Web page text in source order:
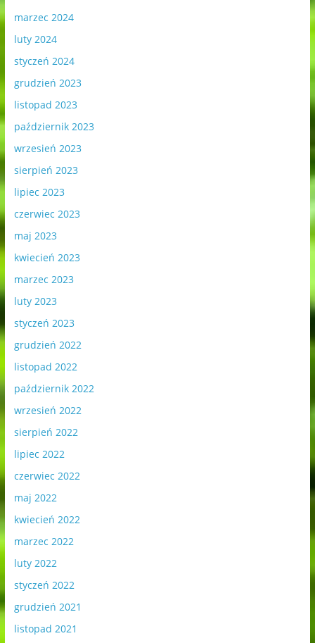
marzec 2024
luty 2024
styczeń 2024
grudzień 2023
listopad 2023
październik 2023
wrzesień 2023
sierpień 2023
lipiec 2023
czerwiec 2023
maj 2023
kwiecień 2023
marzec 2023
luty 2023
styczeń 2023
grudzień 2022
listopad 2022
październik 2022
wrzesień 2022
sierpień 2022
lipiec 2022
czerwiec 2022
maj 2022
kwiecień 2022
marzec 2022
luty 2022
styczeń 2022
grudzień 2021
listopad 2021